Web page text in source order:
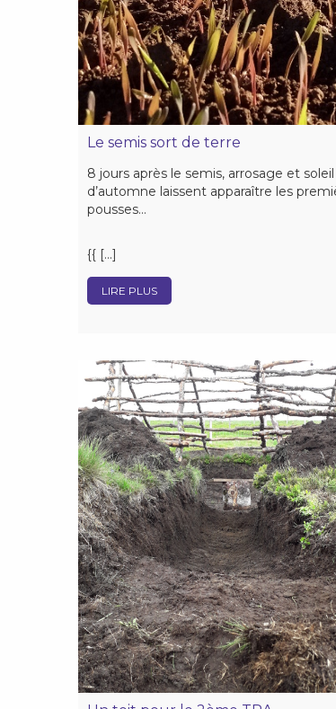
Le semis sort de terre
8 jours après le semis, arrosage et soleil
d’automne laissent apparaître les
pousses…
{{ […]
LIRE PLUS